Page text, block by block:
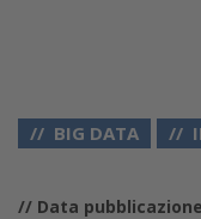
BIG DATA
// Data